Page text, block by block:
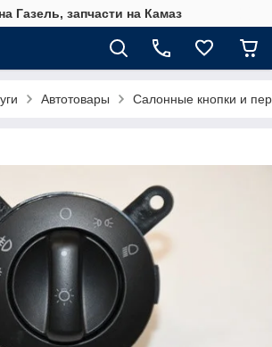
Газель, запчасти на Камаз
Автотовары Салонные кнопки и